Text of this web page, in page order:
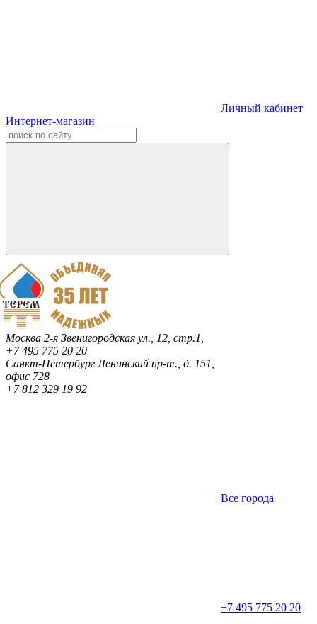
Личный кабинет
Интернет-магазин
Москва 2-я Звенигородская ул., 12, стр.1,
+7 495 775 20 20
Санкт-ПетербургЛенинский пр-т., д. 151,
офис 728
+7 812 329 19 92
Все города
+7 495 775 20 20